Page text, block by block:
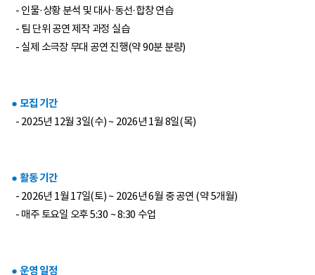
- 인물·상황 분석 및 대사·동선·합창 연습
- 팀 단위 공연 제작 과정 실습
- 실제 소극장 무대 공연 진행(약 90분 분량)
● 모집 기간
- 2025년 12월 3일(수) ~ 2026년 1월 8일(목)
● 활동 기간
- 2026년 1월 17일(토) ~ 2026년 6월 중 공연 (약 5개월)
- 매주 토요일 오후 5:30 ~ 8:30 수업
● 운영 일정